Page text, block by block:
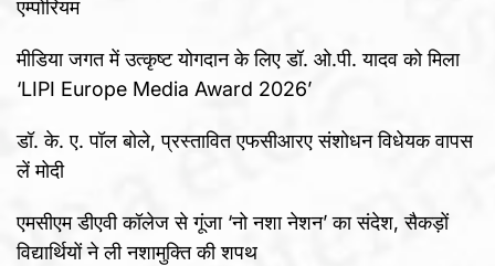
एम्पोरियम
मीडिया जगत में उत्कृष्ट योगदान के लिए डॉ. ओ.पी. यादव को मिला
‘LIPI Europe Media Award 2026’
डॉ. के. ए. पॉल बोले, प्रस्तावित एफसीआरए संशोधन विधेयक वापस
लें मोदी
एमसीएम डीएवी कॉलेज से गूंजा ‘नो नशा नेशन’ का संदेश, सैकड़ों
विद्यार्थियों ने ली नशामुक्ति की शपथ